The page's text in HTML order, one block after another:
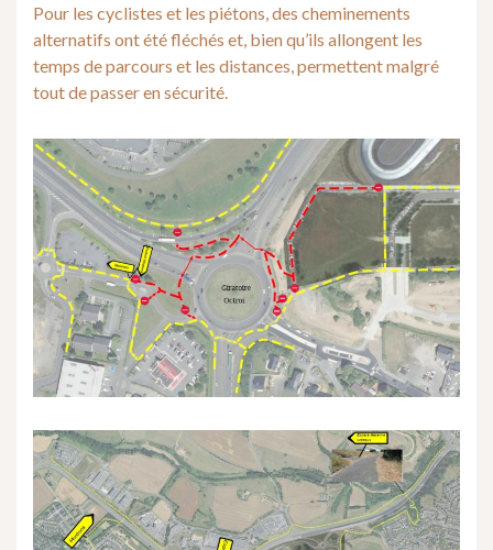
Pour les cyclistes et les piétons, des cheminements
alternatifs ont été fléchés et, bien qu’ils allongent les
temps de parcours et les distances, permettent malgré
tout de passer en sécurité.